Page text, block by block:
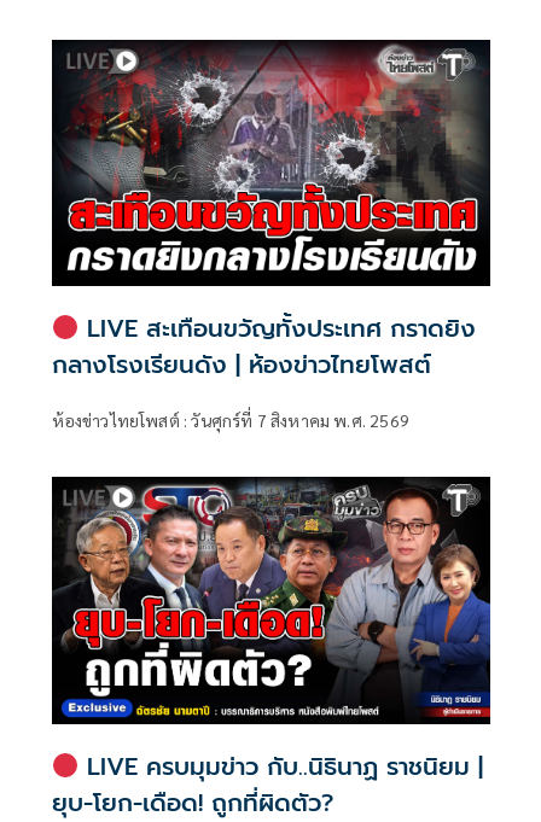
กรรมาธิการ มีการอ้างชื่อนายกรัฐมนตรี เข้าไปเกี่ยวข้องกับการ
ทุจริตสอบท้องถิ่น
LIVE สะเทือนขวัญทั้งประเทศ กราดยิง
กลางโรงเรียนดัง | ห้องข่าวไทยโพสต์
ห้องข่าวไทยโพสต์ : วันศุกร์ที่ 7 สิงหาคม พ.ศ. 2569
LIVE ครบมุมข่าว กับ..นิธินาฏ ราชนิยม |
ยุบ-โยก-เดือด! ถูกที่ผิดตัว?